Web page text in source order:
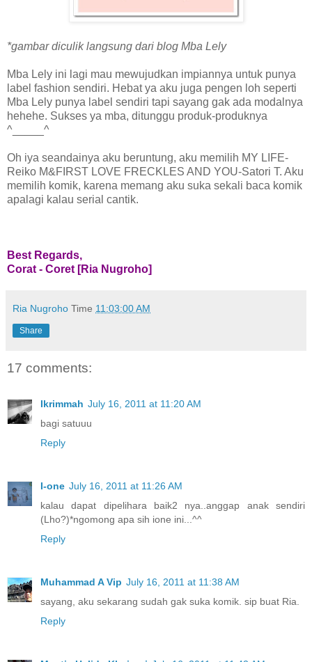
*gambar diculik langsung dari blog Mba Lely
Mba Lely ini lagi mau mewujudkan impiannya untuk punya
label fashion sendiri. Hebat ya aku juga pengen loh seperti
Mba Lely punya label sendiri tapi sayang gak ada modalnya
hehehe. Sukses ya mba, ditunggu produk-produknya
^_____^
Oh iya seandainya aku beruntung, aku memilih MY LIFE-
Reiko M&FIRST LOVE FRECKLES AND YOU-Satori T. Aku
memilih komik, karena memang aku suka sekali baca komik
apalagi kalau serial cantik.
Best Regards,
Corat - Coret [Ria Nugroho]
Ria Nugroho Time 11:03:00 AM
Share
17 comments:
Ikrimmah July 16, 2011 at 11:20 AM
bagi satuuu
Reply
I-one July 16, 2011 at 11:26 AM
kalau dapat dipelihara baik2 nya..anggap anak sendiri
(Lho?)*ngomong apa sih ione ini...^^
Reply
Muhammad A Vip July 16, 2011 at 11:38 AM
sayang, aku sekarang sudah gak suka komik. sip buat Ria.
Reply